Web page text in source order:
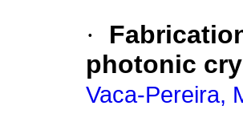
·
photonic
Vaca-Pereira,